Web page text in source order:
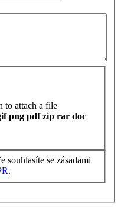
to attach a file
png pdf zip rar doc
souhlasíte se zásadami
.